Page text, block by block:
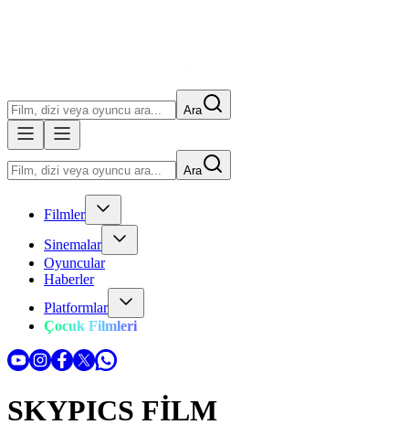
Ara
Ara
Filmler
Sinemalar
Oyuncular
Haberler
Platformlar
Çocuk Filmleri
SKYPICS FİLM